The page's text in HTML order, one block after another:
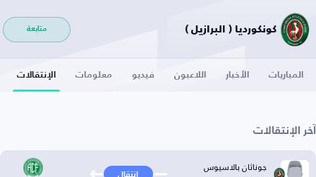
كونكورديا ( البرازيل ) متابعة
المباريات الأخبار اللاعبون فيديو معلومات الإنتقالات
آخر الإنتقالات
جوناثان بالاسيوس انتقال